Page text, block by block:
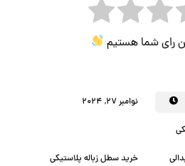
رای شما هستیم
نوامبر ۲۷, ۲۰۲۴
خرید سطل زباله پلاستیکی